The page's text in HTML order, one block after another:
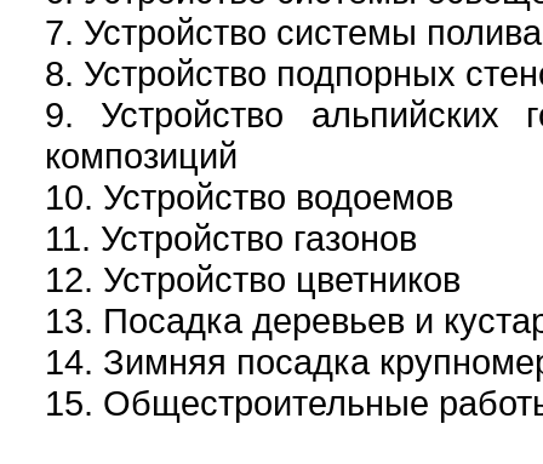
7. Устройство системы полива
8. Устройство подпорных
9. Устройство альпийских
композиций
10. Устройство водоемов
11. Устройство газонов
12. Устройство цветников
13. Посадка деревьев и
14. Зимняя посадка
15. Общестроительные